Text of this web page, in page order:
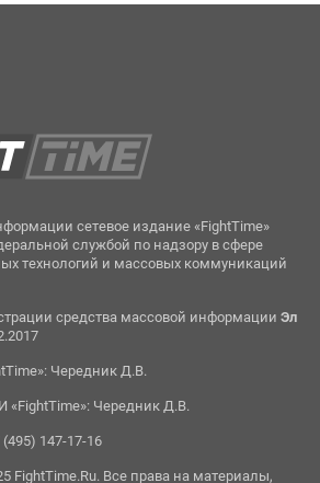
сетевое издание «FightTime»
службой по надзору в сфере
технологий и массовых коммуникаций
средства массовой информации Эл
Чередник Д.В.
«FightTime»: Чередник Д.В.
147-17-16
FightTime.Ru. Все права на материалы,